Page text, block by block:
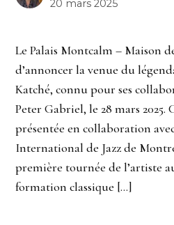
20 mars 2025
Le Palais Montcalm – Maison
d’annoncer la venue du
Katché, connu pour ses
Peter Gabriel, le 28 mars 2025.
présentée en collaboration
International de Jazz de
première tournée de l’artiste
formation classique […]